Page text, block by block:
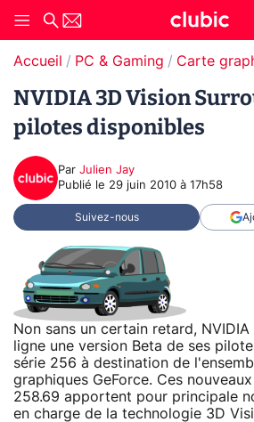
Accueil PC & Gaming Carte
NVIDIA 3D Vision
pilotes disponibles
Par Julien Jay
Publié le 29 juin 2010 à 17h58
Suivez-nous
Non sans un certain retard,
ligne une version Beta de ses
série 256 à destination de
graphiques GeForce. Ces
258.69 apportent pour principale
en charge de la technologie 3D